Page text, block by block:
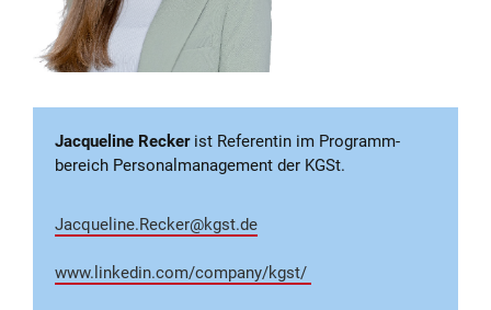
Jacqueline Reckerist Referentin im Programm­
bereich Personal­management der KGSt.
Jacqueline.Recker@kgst.de
www.linkedin.com/company/kgst/